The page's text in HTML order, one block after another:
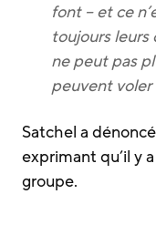
font – et ce
toujours leurs
ne peut pas
peuvent voler
Satchel a
exprimant qu’il y
groupe.